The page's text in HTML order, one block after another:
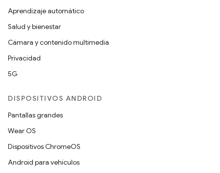
Aprendizaje automático
Salud y bienestar
Cámara y contenido multimedia
Privacidad
5G
DISPOSITIVOS ANDROID
Pantallas grandes
Wear OS
Dispositivos ChromeOS
Android para vehículos